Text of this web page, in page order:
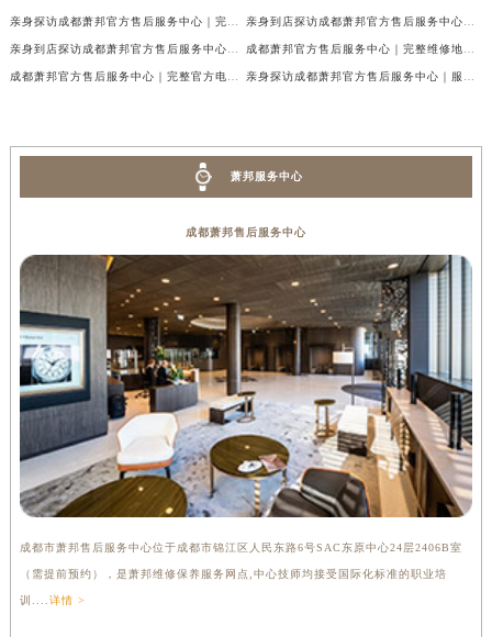
萧邦服务中心
成都萧邦售后服务中心
成都市萧邦售后服务中心位于成都市锦江区人民东路6号SAC东原中心24层2406B室
（需提前预约），是萧邦维修保养服务网点,中心技师均接受国际化标准的职业培
训.... 详情 >